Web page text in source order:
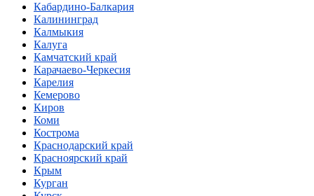
Кабардино-Балкария
Калининград
Калмыкия
Калуга
Камчатский край
Карачаево-Черкесия
Карелия
Кемерово
Киров
Коми
Кострома
Краснодарский край
Красноярский край
Крым
Курган